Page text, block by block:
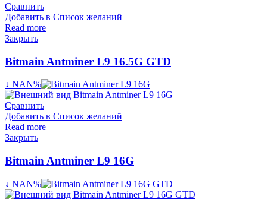
Сравнить
Добавить в Список желаний
Read more
Закрыть
Bitmain Antminer L9 16.5G GTD
↓ NAN%
Сравнить
Добавить в Список желаний
Read more
Закрыть
Bitmain Antminer L9 16G
↓ NAN%